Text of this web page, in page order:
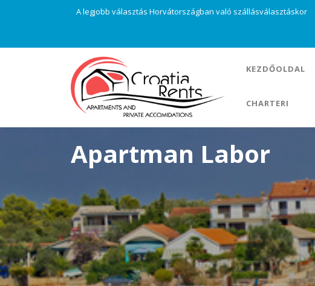
A legjobb választás Horvátországban való szállásválasztáskor
KEZDŐOLDAL
CHARTERI
Apartman Labor